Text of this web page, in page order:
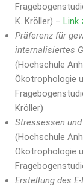
K. Kröller) – Link
Präferenz für
internalisiertes
(Hochschule
Ökotrophologie
Kröller)
Stressessen
(Hochschule
Ökotrophologie
Erstellung des